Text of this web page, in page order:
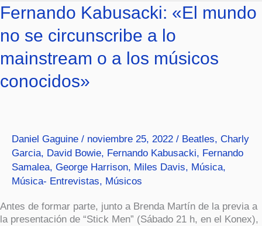
Fernando Kabusacki: «El mundo
no se circunscribe a lo
mainstream o a los músicos
conocidos»
Daniel Gaguine / noviembre 25, 2022 / Beatles, Charly
Garcia, David Bowie, Fernando Kabusacki, Fernando
Samalea, George Harrison, Miles Davis, Música,
Música- Entrevistas, Músicos
Antes de formar parte, junto a Brenda Martín de la previa a
la presentación de “Stick Men” (Sábado 21 h, en el Konex),
Fernando
Kabusacki:
«El
mundo
no
circunscribe
músicos
conocidos»